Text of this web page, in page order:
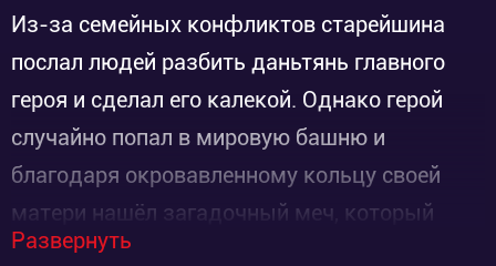
Из-за семейных конфликтов старейшина
послал людей разбить даньтянь главного
героя и сделал его калекой. Однако герой
случайно попал в мировую башню и
благодаря окровавленному кольцу своей
матери нашёл загадочный меч, который
раньше никто не практиковал. Он покинул
Развернуть